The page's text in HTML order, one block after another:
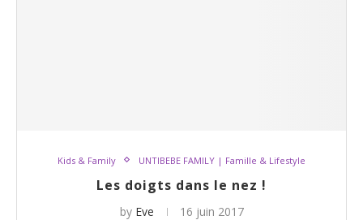
Kids & Family UNTIBEBE FAMILY | Famille & Lifestyle
Les doigts dans le nez !
by Eve 16 juin 2017